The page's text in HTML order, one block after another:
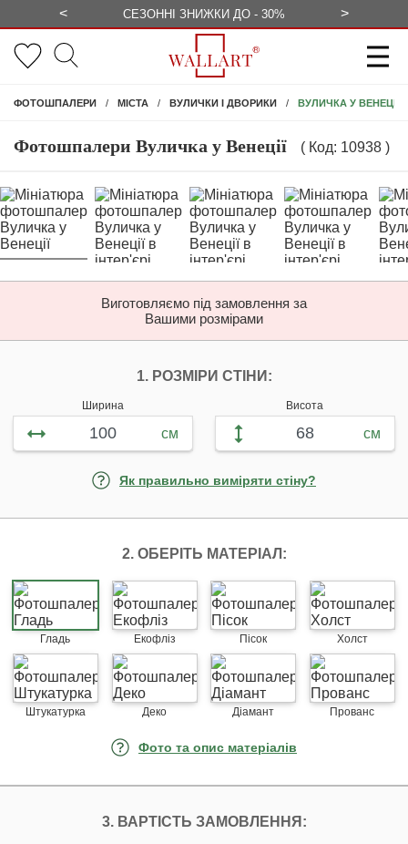
< СЕЗОННІ ЗНИЖКИ ДО - 30% >
ФОТОШПАЛЕРИ МІСТА ВУЛИЧКИ І ДВОРИКИ ВУЛИЧКА У ВЕНЕЦІЇ
Фотошпалери Вуличка у Венеції ( Код: 10938 )
Виготовляємо під замовлення за
Вашими розмірами
1. РОЗМІРИ СТІНИ:
Ширина
см
Висота
см
Як правильно виміряти стіну?
2. ОБЕРІТЬ МАТЕРІАЛ:
Гладь Екофліз Пісок Холст
Штукатурка Деко Діамант Прованс
Фото та опис матеріалів
3. ВАРТІСТЬ ЗАМОВЛЕННЯ: